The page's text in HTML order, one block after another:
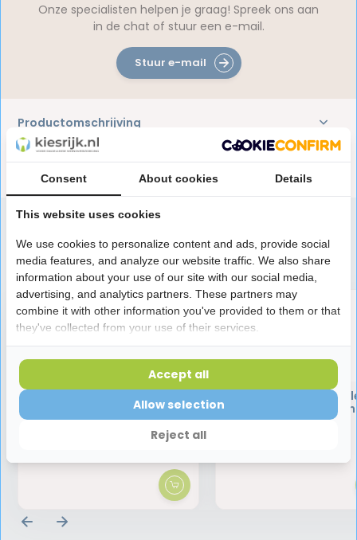
Productomschrijving
Reviews
Onze specialisten helpen je graag! Spreek ons aan
in de chat of stuur een e-mail.
Stuur e-mail
Speciaal aanbevolen voor jou
Tandenborstel
Vitis Gezond
Tandpasta | 75
Consent About cookies Details
This website uses cookies
We use cookies to personalize content and ads, provide social
media features, and analyze our website traffic. We also share
information about your use of our site with our social media,
advertising, and analytics partners. These partners may
combine it with other information you've provided to them or that
they've collected from your use of their services.
Reject all
Allow selection
Accept all